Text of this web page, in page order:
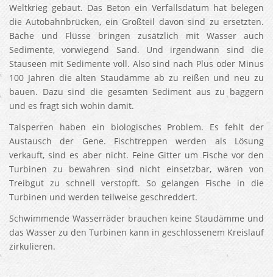
Weltkrieg gebaut. Das Beton ein Verfallsdatum hat belegen
die Autobahnbrücken, ein Großteil davon sind zu ersetzten.
Bäche und Flüsse bringen zusätzlich mit Wasser auch
Sedimente, vorwiegend Sand. Und irgendwann sind die
Stauseen mit Sedimente voll. Also sind nach Plus oder Minus
100 Jahren die alten Staudämme ab zu reißen und neu zu
bauen. Dazu sind die gesamten Sediment aus zu baggern
und es fragt sich wohin damit.
Talsperren haben ein biologisches Problem. Es fehlt der
Austausch der Gene. Fischtreppen werden als Lösung
verkauft, sind es aber nicht. Feine Gitter um Fische vor den
Turbinen zu bewahren sind nicht einsetzbar, wären von
Treibgut zu schnell verstopft. So gelangen Fische in die
Turbinen und werden teilweise geschreddert.
Schwimmende Wasserräder brauchen keine Staudämme und
das Wasser zu den Turbinen kann in geschlossenem Kreislauf
zirkulieren.